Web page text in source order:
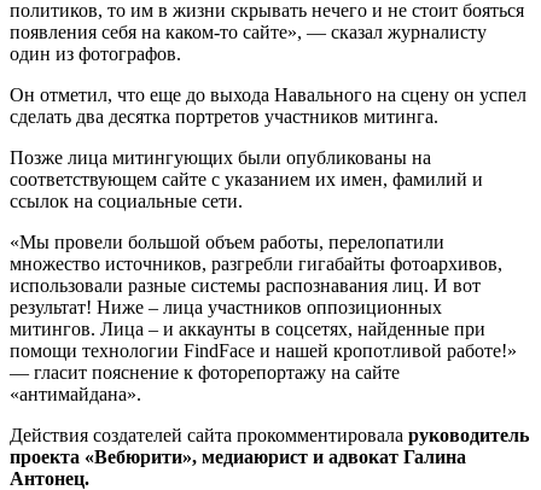
политиков, то им в жизни скрывать нечего и не стоит бояться
появления себя на каком-то сайте», — сказал журналисту
один из фотографов.
Он отметил, что еще до выхода Навального на сцену он успел
сделать два десятка портретов участников митинга.
Позже лица митингующих были опубликованы на
соответствующем сайте с указанием их имен, фамилий и
ссылок на социальные сети.
«Мы провели большой объем работы, перелопатили
множество источников, разгребли гигабайты фотоархивов,
использовали разные системы распознавания лиц. И вот
результат! Ниже – лица участников оппозиционных
митингов. Лица – и аккаунты в соцсетях, найденные при
помощи технологии FindFace и нашей кропотливой работе!»
— гласит пояснение к фоторепортажу на сайте
«антимайдана».
Действия создателей сайта прокомментировала руководитель
проекта «Вебюрити», медиаюрист и адвокат Галина
Антонец.